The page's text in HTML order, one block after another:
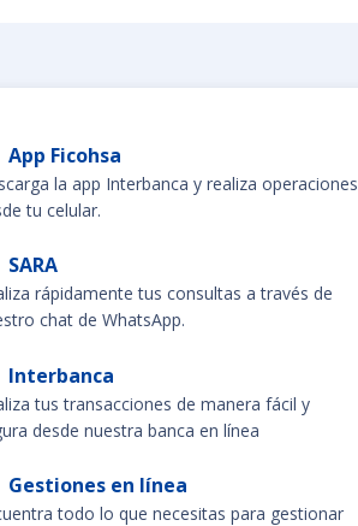
App Ficohsa
la app Interbanca y realiza operaciones
tu celular.
SARA
rápidamente tus consultas a través de
chat de WhatsApp.
Interbanca
tus transacciones de manera fácil y
desde nuestra banca en línea
Gestiones en línea
todo lo que necesitas para gestionar